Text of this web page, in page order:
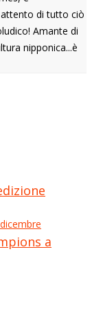
attento di tutto ciò
Amante di
nipponica...è
a